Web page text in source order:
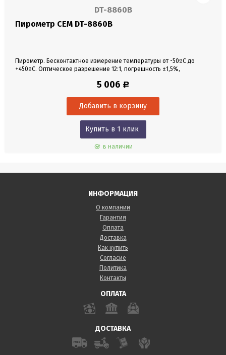
DT-8860B
Пирометр CEM DT-8860B
Пирометр. Бесконтактное измерение температуры от -50ºC до
+450ºC. Оптическое разрешение 12:1, погрешность ±1,5%,
5 006 Р
Купить в 1 клик
в наличии
ИНФОРМАЦИЯ
О компании
Гарантия
Оплата
Доставка
Как купить
Согласие
Политика
Контакты
ОПЛАТА
ДОСТАВКА